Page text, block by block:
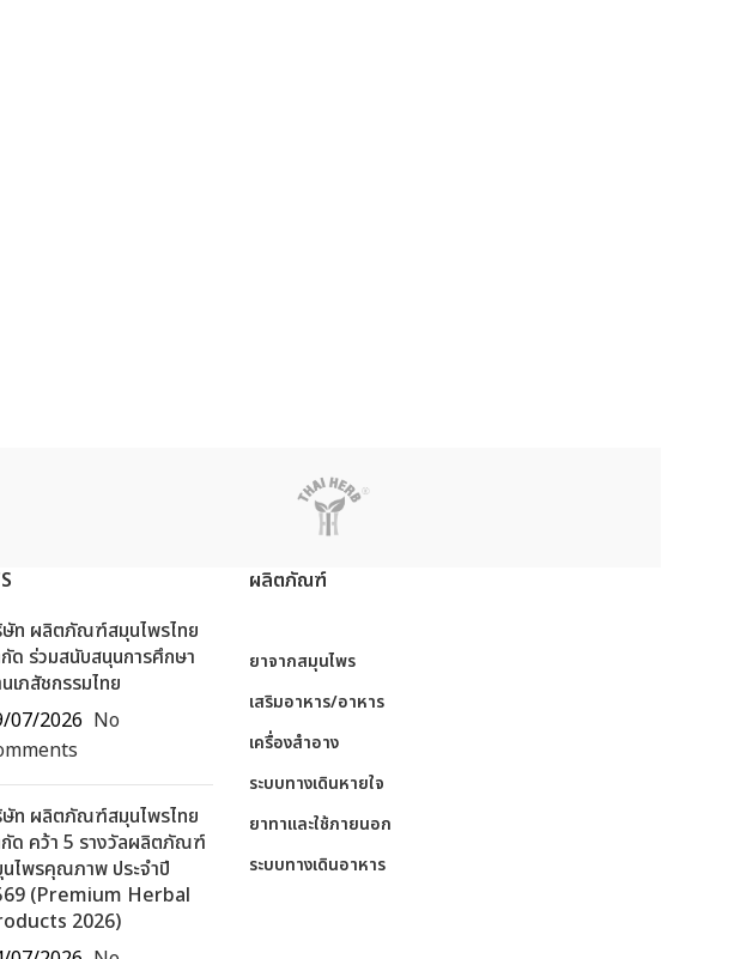
ษัท ผลิตภัณฑ์สมุนไพรไทย
ด ร่วมสนับสนุนการศึกษา
เภสัชกรรมไทย
07/2026 No
ษัท ผลิตภัณฑ์สมุนไพรไทย
ด คว้า 5 รางวัลผลิตภัณฑ์
ไพรคุณภาพ ประจำปี
(Premium Herbal
2026)
ผลิตภัณฑ์
ยาจากสมุนไพร
เสริมอาหาร/อาหาร
เครื่องสำอาง
ระบบทางเดินหายใจ
ยาทาและใช้ภายนอก
ระบบทางเดินอาหาร